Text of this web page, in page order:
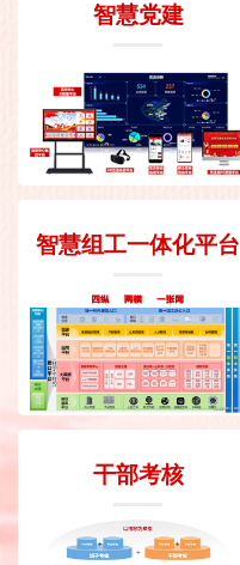
智慧党建
智慧组工一体化平台
干部考核